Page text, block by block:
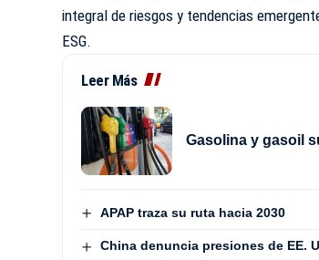
integral de riesgos y tendencias
ESG.
Leer Más
Gasolina y gasoil
APAP traza su ruta hacia 2030
China denuncia presiones de EE.